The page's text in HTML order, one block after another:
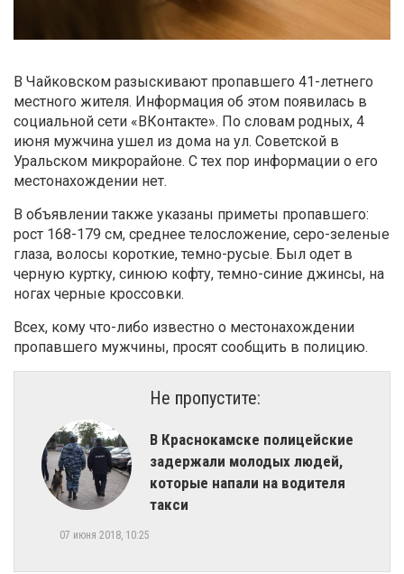
В Чайковском разыскивают пропавшего 41-летнего
местного жителя. Информация об этом появилась в
социальной сети «ВКонтакте». По словам родных, 4
июня мужчина ушел из дома на ул. Советской в
Уральском микрорайоне. С тех пор информации о его
местонахождении нет.
В объявлении также указаны приметы пропавшего:
рост 168-179 см, среднее телосложение, серо-зеленые
глаза, волосы короткие, темно-русые. Был одет в
черную куртку, синюю кофту, темно-синие джинсы, на
ногах черные кроссовки.
Всех, кому что-либо известно о местонахождении
пропавшего мужчины, просят сообщить в полицию.
Не пропустите:
​В Краснокамске полицейские
задержали молодых людей,
которые напали на водителя
такси
07 июня 2018, 10:25